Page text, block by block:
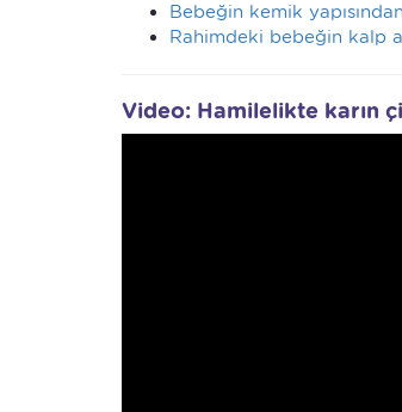
Bebeğin kemik
Rahimdeki bebeğin kalp
Video: Hamilelikte karın